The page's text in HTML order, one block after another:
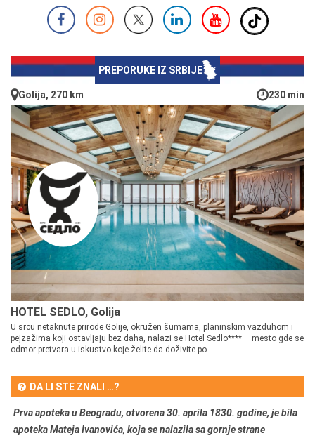
PREPORUKE IZ SRBIJE
Golija, 270 km 230 min
HOTEL SEDLO, Golija
U srcu netaknute prirode Golije, okružen šumama, planinskim vazduhom i
pejzažima koji ostavljaju bez daha, nalazi se Hotel Sedlo**** – mesto gde se
odmor pretvara u iskustvo koje želite da doživite po...
DA LI STE ZNALI …?
Prva apoteka u Beogradu, otvorena 30. aprila 1830. godine, je bila
apoteka Mateja Ivanovića, koja se nalazila sa gornje strane